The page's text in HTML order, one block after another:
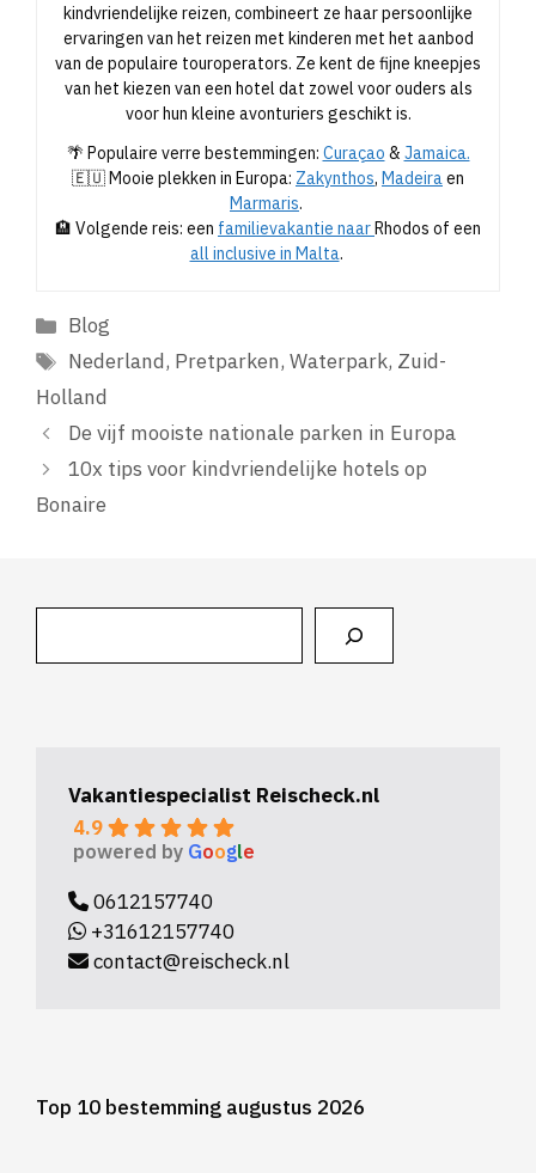
kindvriendelijke reizen, combineert ze haar persoonlijke
ervaringen van het reizen met kinderen met het aanbod
van de populaire touroperators. Ze kent de fijne kneepjes
van het kiezen van een hotel dat zowel voor ouders als
voor hun kleine avonturiers geschikt is.
🌴 Populaire verre bestemmingen: Curaçao & Jamaica.
🇪🇺 Mooie plekken in Europa: Zakynthos, Madeiraen
Marmaris.
🏨 Volgende reis: een familievakantie naarRhodos of een
all inclusive in Malta.
Categorieën
Blog
Tags
Nederland, Pretparken,Waterpark, Zuid-
Holland
De vijf mooiste nationale parken in Europa
10x tips voor kindvriendelijke hotels op
Bonaire
Vakantiespecialist Reischeck.nl
4.9
powered by Google
0612157740
+31612157740
contact@reischeck.nl
Top 10 bestemming augustus 2026